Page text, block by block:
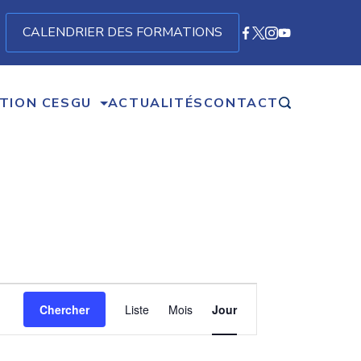
CALENDRIER DES FORMATIONS
CESGU ACTUALITÉSCONTACT
Chercher
Navigation
de
Liste Mois Jour